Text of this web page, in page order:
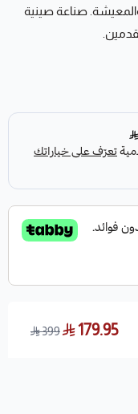
والمعيشة. صناعة صينية
179.95
399